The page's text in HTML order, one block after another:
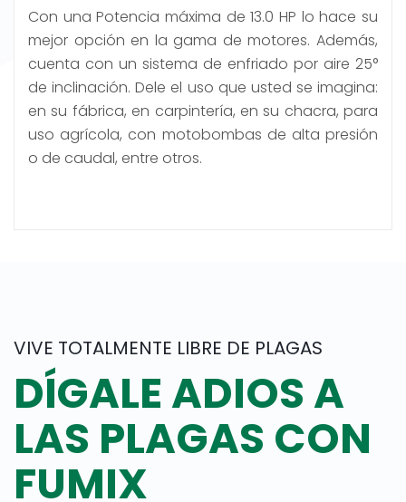
Con una Potencia máxima de 13.0 HP lo hace su
mejor opción en la gama de motores. Además,
cuenta con un sistema de enfriado por aire 25°
de inclinación. Dele el uso que usted se imagina:
en su fábrica, en carpintería, en su chacra, para
uso agrícola, con motobombas de alta presión
o de caudal, entre otros.
VIVE TOTALMENTE LIBRE DE PLAGAS
DÍGALE ADIOS A
LAS PLAGAS CON
FUMIX